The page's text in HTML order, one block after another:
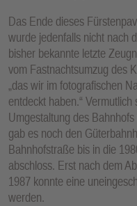
Das Ende dieses
wurde jedenfalls nicht nach
bisher bekannte letzte
vom Fastnachtsumzug des
„das wir im fotografischen
entdeckt haben.“
Umgestaltung des
gab es noch den
Bahnhofstraße bis in die
abschloss. Erst nach dem
1987 konnte eine
werden.